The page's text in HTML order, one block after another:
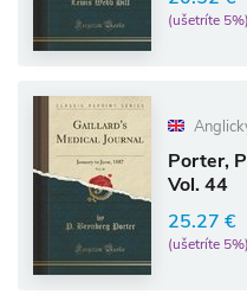
(ušetríte 5%)
Porter,
Vol. 44
25.27 €
(ušetríte 5%)